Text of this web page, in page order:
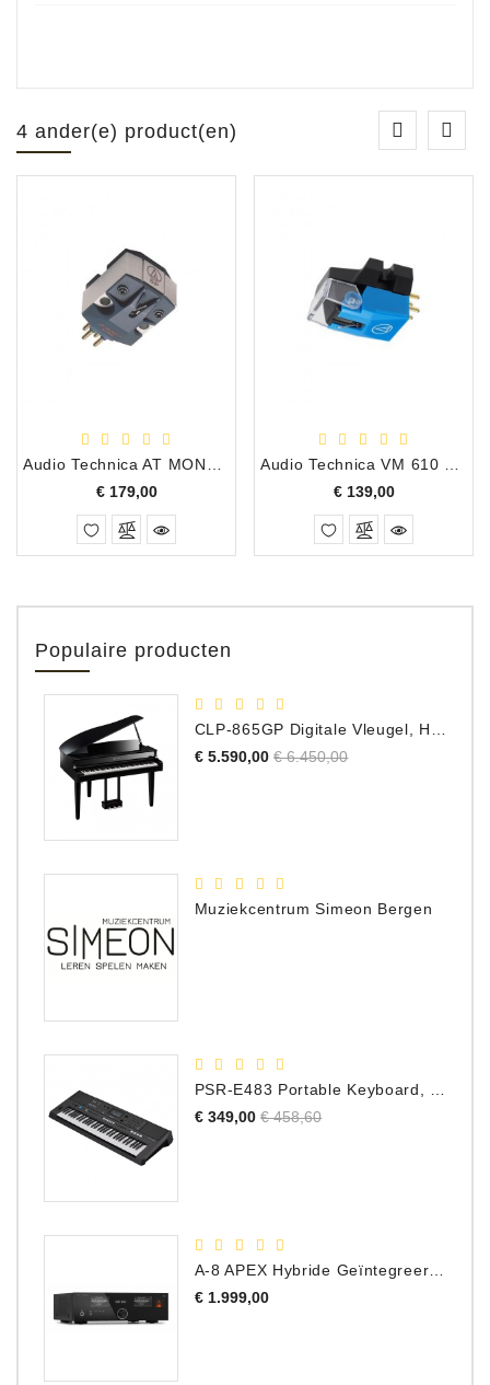
4 ander(e) product(en)
€ 179,00Prijs
€ 139,00Prijs
Populaire producten
€ 5.590,00 Normale
€ 6.450,00Prijs
Muziekcentrum Simeon Bergen
€ 349,00 Normale
€ 458,60Prijs
€ 1.999,00Prijs